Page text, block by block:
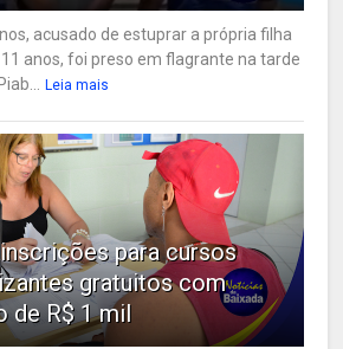
acusado de estuprar a própria filha
anos, foi preso em flagrante na tarde
Leia mais
para cursos
gratuitos com
de R$ 1 mil